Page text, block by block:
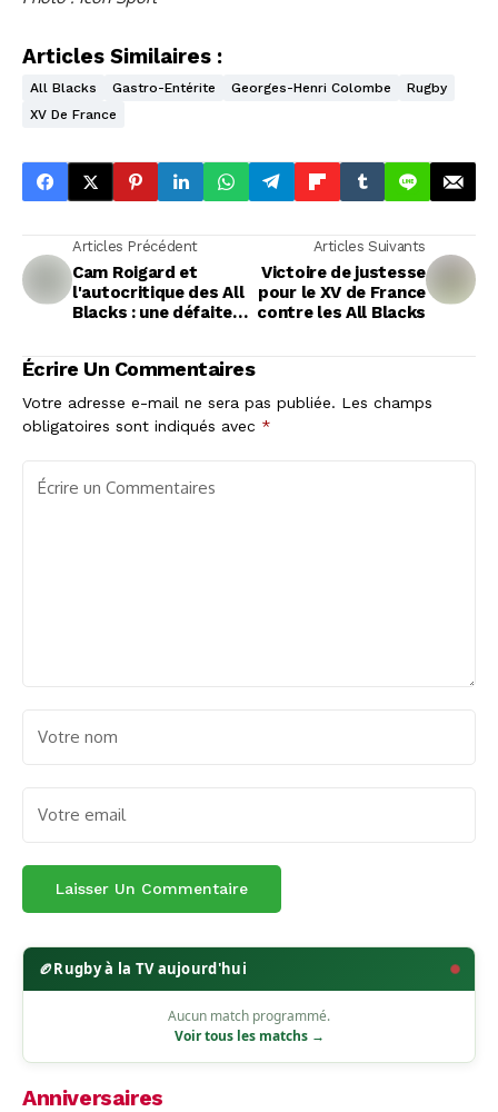
Articles Similaires :
All Blacks Gastro-Entérite Georges-Henri Colombe
Rugby
XV De France
Articles Précédent
Cam Roigard et
l'autocritique des All
Blacks : une défaite
Articles Suivants
Victoire de justesse
pour le XV de France
contre les All Blacks
Écrire Un Commentaires
Votre adresse e-mail ne sera pas publiée. Les champs
obligatoires sont indiqués avec *
🏉Rugby à la TV aujourd'hui
Aucun match programmé.
Voir tous les matchs →
Anniversaires